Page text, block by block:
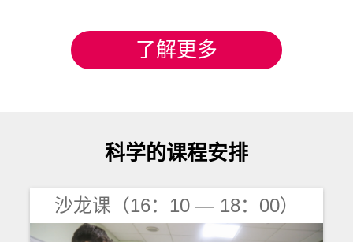
了解更多
科学的课程安排
沙龙课（16：10 — 18：00）